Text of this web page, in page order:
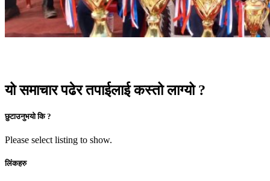
यो समाचार पढेर तपाईलाई कस्तो लाग्यो ?
छुटाउनुभयो कि ?
Please select listing to show.
लिंकहरु